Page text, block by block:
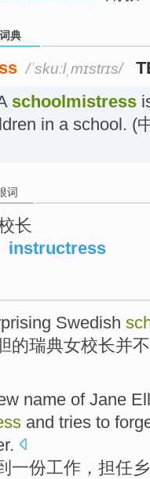
典
/ˈskuːlˌmɪstrɪs/
schoolmistress
in a school. (
词
长
instructress
Swedish
的瑞典女校长并
name of Jane
and tries to
.
一份工作 ，担任